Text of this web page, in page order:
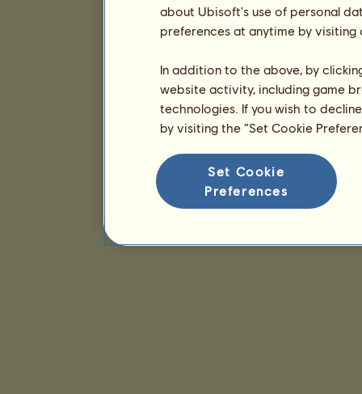
about Ubisoft's use of personal
preferences at anytime by
In addition to the above, by
website activity, including game
technologies. If you wish to
by visiting the “Set Cookie
Set Cookie
Preferences